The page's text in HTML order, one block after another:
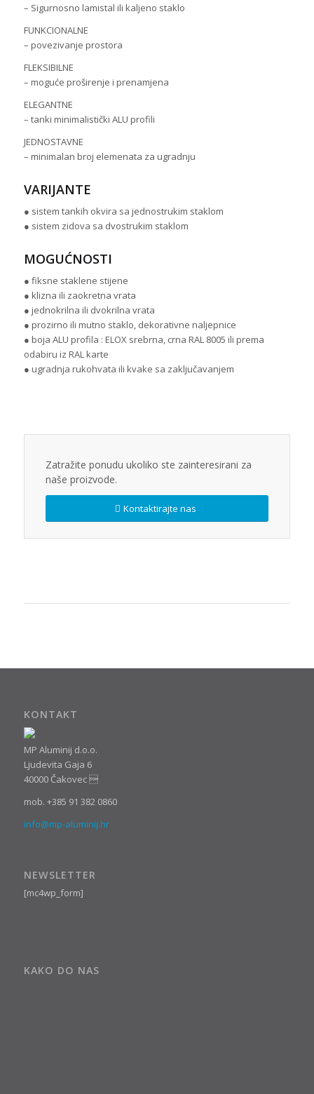
– Sigurnosno lamistal ili kaljeno staklo
FUNKCIONALNE
– povezivanje prostora
FLEKSIBILNE
– moguće proširenje i prenamjena
ELEGANTNE
– tanki minimalistički ALU profili
JEDNOSTAVNE
– minimalan broj elemenata za ugradnju
VARIJANTE
● sistem tankih okvira sa jednostrukim staklom
● sistem zidova sa dvostrukim staklom
MOGUĆNOSTI
● fiksne staklene stijene
● klizna ili zaokretna vrata
● jednokrilna ili dvokrilna vrata
● prozirno ili mutno staklo, dekorativne naljepnice
● boja ALU profila : ELOX srebrna, crna RAL 8005 ili prema
odabiru iz RAL karte
● ugradnja rukohvata ili kvake sa zaključavanjem
Zatražite ponudu ukoliko ste zainteresirani za
naše proizvode.
Kontaktirajte nas
KONTAKT
MP Aluminij d.o.o.
Ljudevita Gaja 6
40000 Čakovec 
mob. +385 91 382 0860
info@mp-aluminij.hr
NEWSLETTER
[mc4wp_form]
KAKO DO NAS